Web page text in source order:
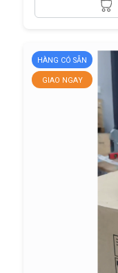
HÀNG CÓ SẴN
GIAO NGAY